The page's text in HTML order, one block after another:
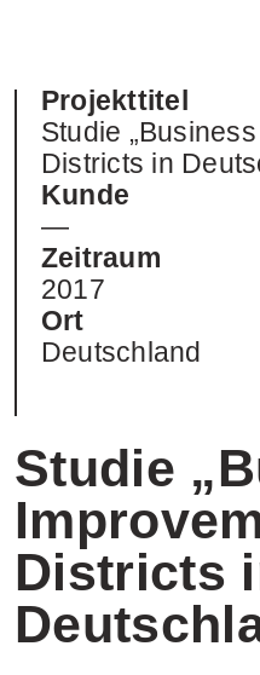
Projekttitel
Studie
Districts in
Kunde
—
Zeitraum
2017
Ort
Deutschland
Studie
Districts